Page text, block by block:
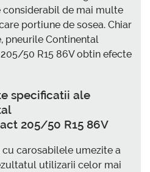
considerabil de mai multe
portiune de sosea. Chiar
pneurile Continental
50 R15 86V obtin efecte
specificatii ale
205/50 R15 86V
carosabilele umezite a
utilizarii celor mai